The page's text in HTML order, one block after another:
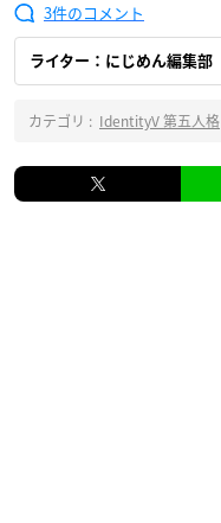
3
ライター：にじめん編集部
カテゴリ : IdentityV 第五人格